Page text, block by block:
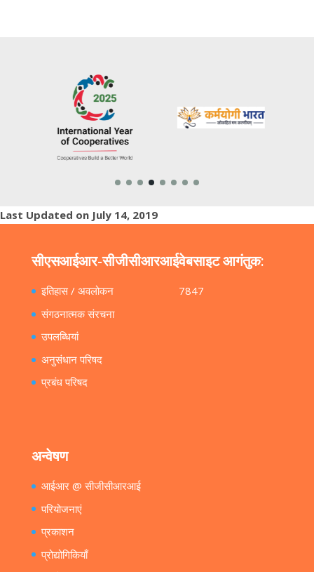
Last Updated on July 14, 2019
सीएसआईआर-सीजीसीआरआई
इतिहास / अवलोकन
संगठनात्मक संरचना
उपलब्धियां
अनुसंधान परिषद
प्रबंध परिषद
वेबसाइट आगंतुक:
7847
अन्वेषण
आईआर @ सीजीसीआरआई
परियोजनाएं
प्रकाशन
प्रोद्योगिकियाँ